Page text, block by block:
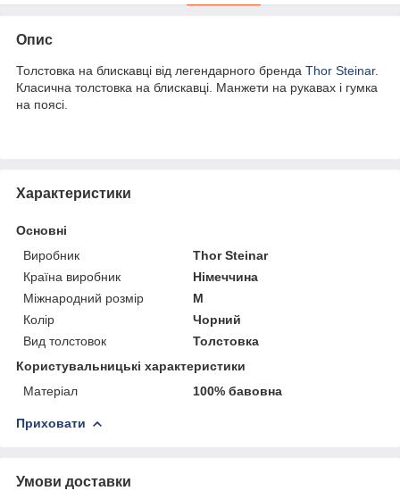
Опис
Толстовка на блискавці від легендарного бренда Thor Steinar.
Класична толстовка на блискавці. Манжети на рукавах і гумка
на поясі.
Характеристики
Основні
Виробник
Thor Steinar
Країна виробник
Німеччина
Міжнародний розмір
M
Колір
Чорний
Вид толстовок
Толстовка
Користувальницькі характеристики
Матеріал
100% бавовна
Приховати
Умови доставки